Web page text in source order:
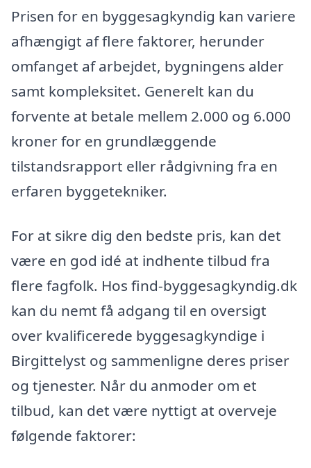
Prisen for en byggesagkyndig kan variere
afhængigt af flere faktorer, herunder
omfanget af arbejdet, bygningens alder
samt kompleksitet. Generelt kan du
forvente at betale mellem 2.000 og 6.000
kroner for en grundlæggende
tilstandsrapport eller rådgivning fra en
erfaren byggetekniker.
For at sikre dig den bedste pris, kan det
være en god idé at indhente tilbud fra
flere fagfolk. Hos find-byggesagkyndig.dk
kan du nemt få adgang til en oversigt
over kvalificerede byggesagkyndige i
Birgittelyst og sammenligne deres priser
og tjenester. Når du anmoder om et
tilbud, kan det være nyttigt at overveje
følgende faktorer: